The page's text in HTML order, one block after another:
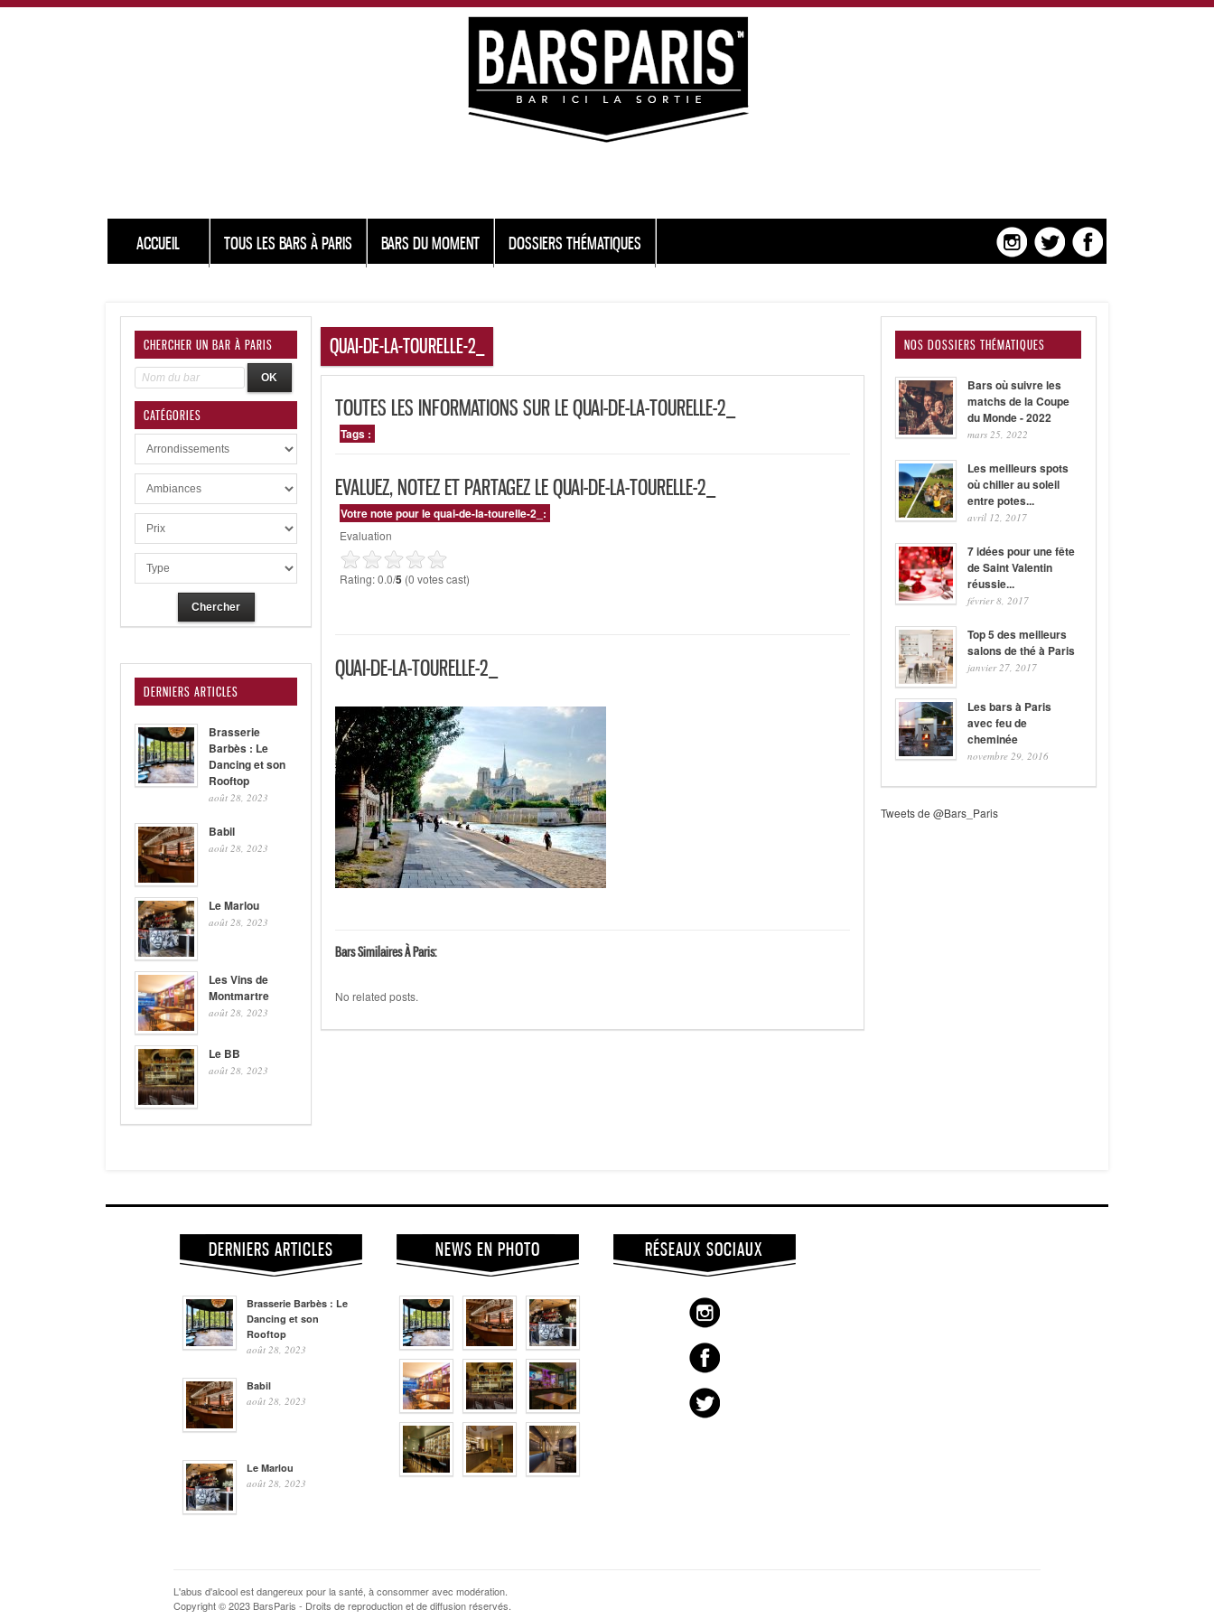
ACCUEIL TOUS LES BARS À PARIS BARS DU MOMENT DOSSIERS THÉMATIQUES
CHERCHER UN BAR À PARIS
CATÉGORIES
DERNIERS ARTICLES
Brasserie
Barbès : Le
Dancing et son
Rooftop
août 28, 2023
Babil
août 28, 2023
Le Marlou
août 28, 2023
Les Vins de
Montmartre
août 28, 2023
Le BB
août 28, 2023
QUAI-DE-LA-TOURELLE-2_
TOUTES LES INFORMATIONS SUR LE QUAI-DE-LA-TOURELLE-2_
Tags :
EVALUEZ, NOTEZ ET PARTAGEZ LE QUAI-DE-LA-TOURELLE-2_
Votre note pour le quai-de-la-tourelle-2_:
Evaluation
Rating: 0.0/5 (0 votes cast)
QUAI-DE-LA-TOURELLE-2_
Bars Similaires À Paris:
No related posts.
NOS DOSSIERS THÉMATIQUES
Bars où suivre les
matchs de la Coupe
du Monde - 2022
mars 25, 2022
Les meilleurs spots
où chiller au soleil
entre potes...
avril 12, 2017
7 idées pour une fête
de Saint Valentin
réussie...
février 8, 2017
Top 5 des meilleurs
salons de thé à Paris
janvier 27, 2017
Les bars à Paris
avec feu de
cheminée
novembre 29, 2016
Tweets de @Bars_Paris
DERNIERS ARTICLES
Brasserie Barbès : Le
Dancing et son
Rooftop
août 28, 2023
Babil
août 28, 2023
Le Marlou
août 28, 2023
NEWS EN PHOTO RÉSEAUX SOCIAUX
L'abus d'alcool est dangereux pour la santé, à consommer avec modération.
Copyright © 2023 BarsParis - Droits de reproduction et de diffusion réservés.